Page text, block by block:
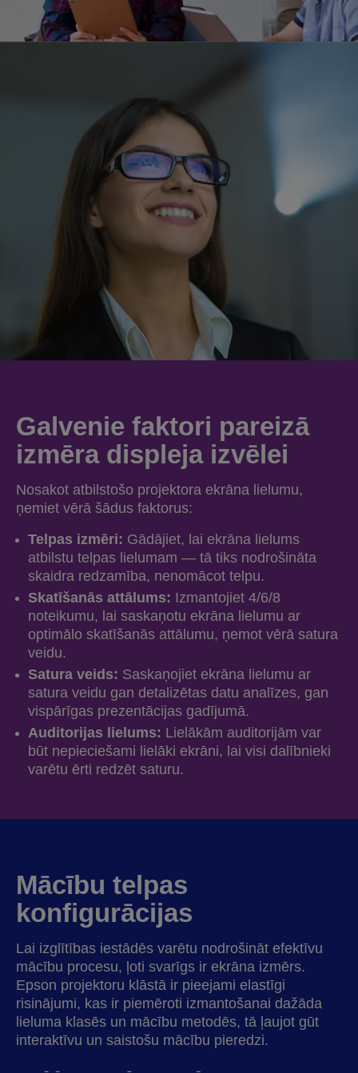
Galvenie faktori pareizā
izmēra displeja izvēlei
Nosakot atbilstošo projektora ekrāna lielumu,
ņemiet vērā šādus faktorus:
Telpas izmēri: Gādājiet, lai ekrāna lielums
atbilstu telpas lielumam — tā tiks nodrošināta
skaidra redzamība, nenomācot telpu.
Skatīšanās attālums: Izmantojiet 4/6/8
noteikumu, lai saskaņotu ekrāna lielumu ar
optimālo skatīšanās attālumu, ņemot vērā satura
veidu.
Satura veids: Saskaņojiet ekrāna lielumu ar
satura veidu gan detalizētas datu analīzes, gan
vispārīgas prezentācijas gadījumā.
Auditorijas lielums: Lielākām auditorijām var
būt nepieciešami lielāki ekrāni, lai visi dalībnieki
varētu ērti redzēt saturu.
Mācību telpas
konfigurācijas
Lai izglītības iestādēs varētu nodrošināt efektīvu
mācību procesu, ļoti svarīgs ir ekrāna izmērs.
Epson projektoru klāstā ir pieejami elastīgi
risinājumi, kas ir piemēroti izmantošanai dažāda
lieluma klasēs un mācību metodēs, tā ļaujot gūt
interaktīvu un saistošu mācību pieredzi.